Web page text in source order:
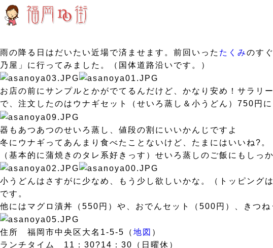
雨の降る日はだいたい近場で済ませます。前回いった たくみのす
乃屋」に行ってみました。（国体道路沿いです。）
お店の前にサンプルとかがでてるんだけど、かなり安め！サラ
で、注文したのはウナギセット（せいろ蒸し＆小うどん）750円に
器もあつあつのせいろ蒸し、値段の割にいいかんじですよ
冬にウナギってあんまり食べたことないけど、たまにはいいね?。
（基本的に蒲焼きのタレ系好きっす）せいろ蒸しのご飯にもしっ
小うどんはさすがに少なめ、もう少し欲しいかな。（トッピン
です。
他にはマグロ漬丼（550円）や、おでんセット（500円）、きつ
住所 福岡市中央区大名1-5-5（ 地図 ）
ランチタイム 11：30?14：30（日曜休）